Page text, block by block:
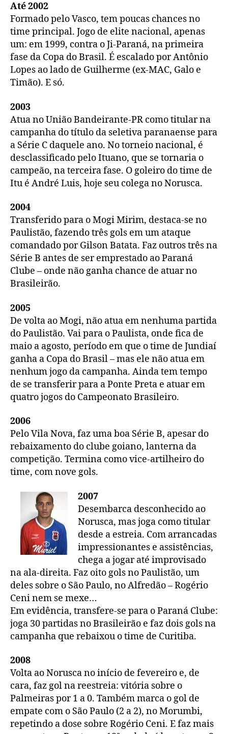
Até 2002
Formado pelo Vasco, tem poucas chances no
time principal. Jogo de elite nacional, apenas
um: em 1999, contra o Ji-Paraná, na primeira
fase da Copa do Brasil. É escalado por Antônio
Lopes ao lado de Guilherme (ex-MAC, Galo e
Timão). E só.
2003
Atua no União Bandeirante-PR como titular na
campanha do título da seletiva paranaense para
a Série C daquele ano. No torneio nacional, é
desclassificado pelo Ituano, que se tornaria o
campeão, na terceira fase. O goleiro do time de
Itu é André Luis, hoje seu colega no Norusca.
2004
Transferido para o Mogi Mirim, destaca-se no
Paulistão, fazendo três gols em um ataque
comandado por Gilson Batata. Faz outros três na
Série B antes de ser emprestado ao Paraná
Clube – onde não ganha chance de atuar no
Brasileirão.
2005
De volta ao Mogi, não atua em nenhuma partida
do Paulistão. Vai para o Paulista, onde fica de
maio a agosto, período em que o time de Jundiaí
ganha a Copa do Brasil – mas ele não atua em
nenhum jogo da campanha. Ainda tem tempo
de se transferir para a Ponte Preta e atuar em
quatro jogos do Campeonato Brasileiro.
2006
Pelo Vila Nova, faz uma boa Série B, apesar do
rebaixamento do clube goiano, lanterna da
competição. Termina como vice-artilheiro do
time, com nove gols.
2007
Desembarca desconhecido ao
Norusca, mas joga como titular
desde a estreia. Com arrancadas
impressionantes e assistências,
chega a jogar até improvisado
na ala-direita. Faz oito gols no Paulistão, um
deles sobre o São Paulo, no Alfredão – Rogério
Ceni nem se mexe…
Em evidência, transfere-se para o Paraná Clube:
joga 30 partidas no Brasileirão e faz dois gols na
campanha que rebaixou o time de Curitiba.
2008
Volta ao Norusca no início de fevereiro e, de
cara, faz gol na reestreia: vitória sobre o
Palmeiras por 1 a 0. Também marca o gol de
empate com o São Paulo (2 a 2), no Morumbi,
repetindo a dose sobre Rogério Ceni. E faz mais